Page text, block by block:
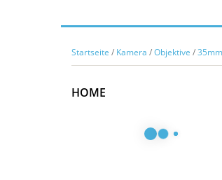
Startseite / Kamera /Objektive /
HOME